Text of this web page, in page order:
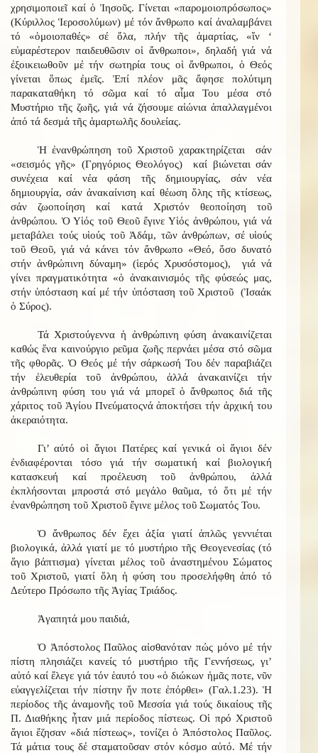
χρησιμοποιεῖ καί ὁ Ἰησοῦς. Γίνεται «παρομοιοπρόσωπος»
(Κύριλλος Ἱεροσολύμων) μέ τόν ἄνθρωπο καί ἀναλαμβάνει
τό «ὁμοιοπαθές» σέ ὅλα, πλήν τῆς ἁμαρτίας, «ἵν ‘
εὐμαρέστερον παιδευθῶσιν οἱ ἄνθρωποι», δηλαδή γιά νά
ἐξοικειωθοῦν μέ τήν σωτηρία τους οἱ ἄνθρωποι, ὁ Θεός
γίνεται ὅπως ἐμεῖς. Ἐπί πλέον μᾶς ἄφησε πολύτιμη
παρακαταθήκη τό σῶμα καί τό αἷμα Του μέσα στό
Μυστήριο τῆς ζωῆς, γιά νά ζήσουμε αἰώνια ἀπαλλαγμένοι
ἀπό τά δεσμά τῆς ἁμαρτωλῆς δουλείας.
Ἡ ἐνανθρώπηση τοῦ Χριστοῦ χαρακτηρίζεται σάν
«σεισμός γῆς» (Γρηγόριος Θεολόγος) καί βιώνεται σάν
συνέχεια καί νέα φάση τῆς δημιουργίας, σάν νέα
δημιουργία, σάν ἀνακαίνιση καί θέωση ὅλης τῆς κτίσεως,
σάν ζωοποίηση καί κατά Χριστόν θεοποίηση τοῦ
ἀνθρώπου. Ὁ Υἱός τοῦ Θεοῦ ἔγινε Υἱός ἀνθρώπου, γιά νά
μεταβάλει τούς υἱούς τοῦ Ἀδάμ, τῶν ἀνθρώπων, σέ υἱούς
τοῦ Θεοῦ, γιά νά κάνει τόν ἄνθρωπο «Θεό, ὅσο δυνατό
στήν ἀνθρώπινη δύναμη» (ἱερός Χρυσόστομος), γιά νά
γίνει πραγματικότητα «ὁ ἀνακαινισμός τῆς φύσεώς μας,
στήν ὑπόσταση καί μέ τήν ὑπόσταση τοῦ Χριστοῦ (Ἰσαάκ
ὁ Σύρος).
Τά Χριστούγεννα ἡ ἀνθρώπινη φύση ἀνακαινίζεται
καθώς ἕνα καινούργιο ρεῦμα ζωῆς περνάει μέσα στό σῶμα
τῆς φθορᾶς. Ὁ Θεός μέ τήν σάρκωσή Του δέν παραβιάζει
τήν ἐλευθερία τοῦ ἀνθρώπου, ἀλλά ἀνακαινίζει τήν
ἀνθρώπινη φύση του γιά νά μπορεῖ ὁ ἄνθρωπος διά τῆς
χάριτος τοῦ Ἁγίου Πνεύματοςνά ἀποκτήσει τήν ἀρχική του
ἀκεραιότητα.
Γι’ αὐτό οἱ ἅγιοι Πατέρες καί γενικά οἱ ἅγιοι δέν
ἐνδιαφέρονται τόσο γιά τήν σωματική καί βιολογική
κατασκευή καί προέλευση τοῦ ἀνθρώπου, ἀλλά
ἐκπλήσονται μπροστά στό μεγάλο θαῦμα, τό ὅτι μέ τήν
ἐνανθρώπηση τοῦ Χριστοῦ ἔγινε μέλος τοῦ Σωματός Του.
Ὁ ἄνθρωπος δέν ἔχει ἀξία γιατί ἁπλῶς γεννιέται
βιολογικά, ἀλλά γιατί με τό μυστήριο τῆς Θεογενεσίας (τό
ἅγιο βάπτισμα) γίνεται μέλος τοῦ ἀναστημένου Σώματος
τοῦ Χριστοῦ, γιατί ὅλη ἡ φύση του προσελήφθη ἀπό τό
Δεύτερο Πρόσωπο τῆς Ἁγίας Τριάδος.
Ἀγαπητά μου παιδιά,
Ὁ Ἀπόστολος Παῦλος αἰσθανόταν πώς μόνο μέ τήν
πίστη πλησιάζει κανείς τό μυστήριο τῆς Γεννήσεως, γι’
αὐτό καί ἔλεγε γιά τόν ἑαυτό του «ὁ διώκων ἡμᾶς ποτε, νῦν
εὐαγγελίζεται τήν πίστην ἥν ποτε ἐπόρθει» (Γαλ.1.23). Ἡ
περίοδος τῆς ἀναμονῆς τοῦ Μεσσία γιά τούς δικαίους τῆς
Π. Διαθήκης ἦταν μιά περίοδος πίστεως. Οἱ πρό Χριστοῦ
ἅγιοι ἔζησαν «διά πίστεως», τονίζει ὁ Ἀπόστολος Παῦλος.
Τά μάτια τους δέ σταματοῦσαν στόν κόσμο αὐτό. Μέ τήν